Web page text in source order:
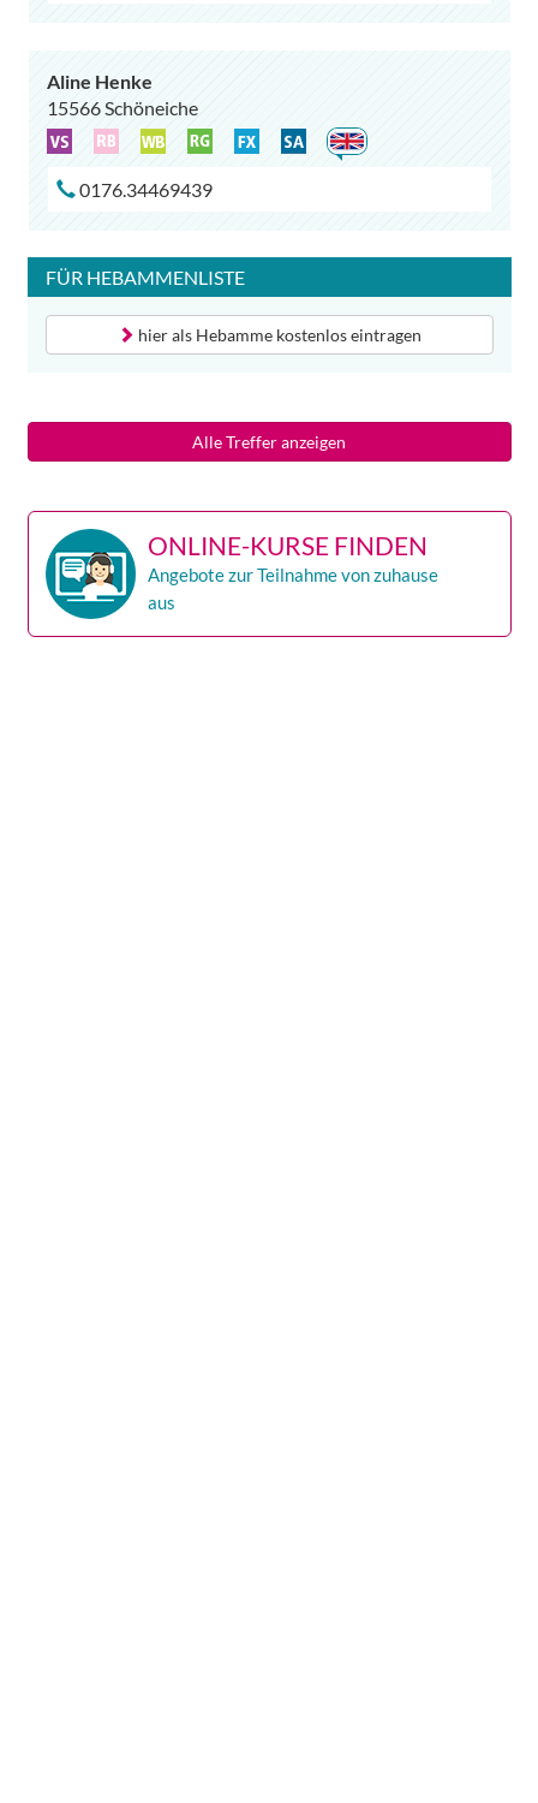
Aline Henke
15566 Schöneiche
0176.34469439
FÜR HEBAMMENLISTE
hier als Hebammekostenlos eintragen
Alle Treffer anzeigen
ONLINE-KURSE FINDEN
Angebote zur Teilnahme von zuhause
aus